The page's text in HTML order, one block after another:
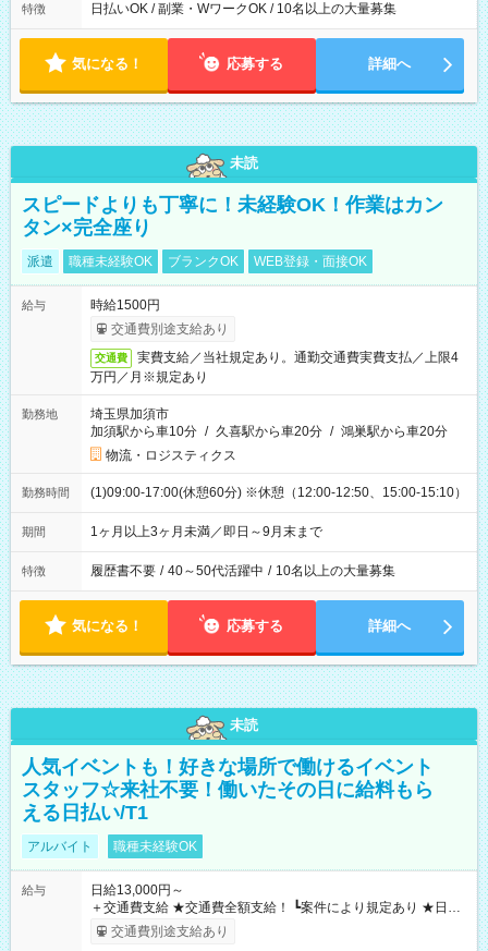
特徴 日払いOK / 副業・WワークOK / 10名以上の大量募集
気になる！ 応募する 詳細へ
未読
スピードよりも丁寧に！未経験OK！作業はカン
タン×完全座り
派遣 職種未経験OK ブランクOK WEB登録・面接OK
給与
時給1500円
交通費別途支給あり
交通費
実費支給／当社規定あり。通勤交通費実費支払／上限4
万円／月※規定あり
勤務地
埼玉県加須市
加須駅から車10分 / 久喜駅から車20分 / 鴻巣駅から車20分
物流・ロジスティクス
勤務時間 (1)09:00-17:00(休憩60分) ※休憩（12:00-12:50、15:00-15:10）
期間 1ヶ月以上3ヶ月未満／即日～9月末まで
特徴 履歴書不要 / 40～50代活躍中 / 10名以上の大量募集
気になる！ 応募する 詳細へ
未読
人気イベントも！好きな場所で働けるイベント
スタッフ☆来社不要！働いたその日に給料もら
える日払い/T1
アルバイト 職種未経験OK
給与
日給13,000円～
＋交通費支給 ★交通費全額支給！ ┗案件により規定あり ★日払
いOK！（規定あり） ┗働いたその日に現金GET♪ お仕事後はコ
ンビニATMから 日払い分を引き落とせます！ 【試用期間】試
交通費別途支給あり